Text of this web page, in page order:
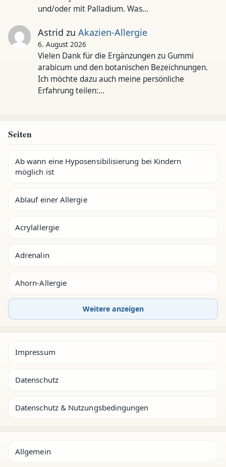
und/oder mit Palladium. Was…
Astrid zu Akazien-Allergie
6. August 2026
Vielen Dank für die Ergänzungen zu Gummi
arabicum und den botanischen Bezeichnungen.
Ich möchte dazu auch meine persönliche
Erfahrung teilen:…
Seiten
Ab wann eine Hyposensibilisierung bei Kindern
möglich ist
Ablauf einer Allergie
Acrylallergie
Adrenalin
Ahorn-Allergie
Weitere anzeigen
Impressum
Datenschutz
Datenschutz & Nutzungsbedingungen
Allgemein